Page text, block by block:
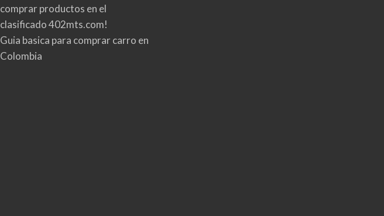
comprar productos en el
clasificado 402mts.com!
Guia basica para comprar carro en
Colombia